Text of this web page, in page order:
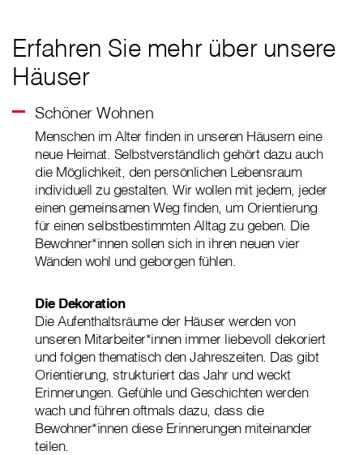
Erfahren Sie mehr über unsere
Häuser
Schöner Wohnen
Menschen im Alter finden in unseren Häusern eine
neue Heimat. Selbstverständlich gehört dazu auch
die Möglichkeit, den persönlichen Lebensraum
individuell zu gestalten. Wir wollen mit jedem, jeder
einen gemeinsamen Weg finden, um Orientierung
für einen selbstbestimmten Alltag zu geben. Die
Bewohner*innen sollen sich in ihren neuen vier
Wänden wohl und geborgen fühlen.
Die Dekoration
Die Aufenthaltsräume der Häuser werden von
unseren Mitarbeiter*innen immer liebevoll dekoriert
und folgen thematisch den Jahreszeiten. Das gibt
Orientierung, strukturiert das Jahr und weckt
Erinnerungen. Gefühle und Geschichten werden
wach und führen oftmals dazu, dass die
Bewohner*innen diese Erinnerungen miteinander
teilen.